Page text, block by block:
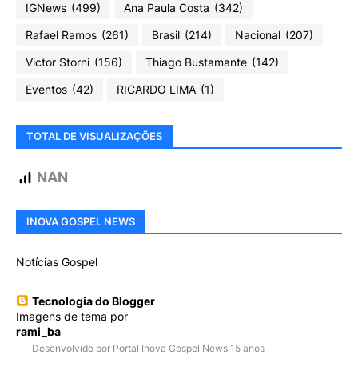
IGNews (499) Ana Paula Costa (342)
Rafael Ramos (261) Brasil (214) Nacional (207)
Victor Storni (156) Thiago Bustamante (142)
Eventos (42) RICARDO LIMA (1)
TOTAL DE VISUALIZAÇÕES
NAN
INOVA GOSPEL NEWS
Notícias Gospel
Tecnologia do Blogger
Imagens de tema por
rami_ba
Desenvolvido por Portal Inova Gospel News 15 anos